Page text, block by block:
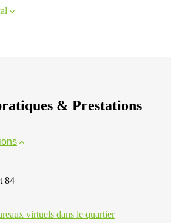
& Prestations
84
virtuels dans le quartier